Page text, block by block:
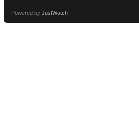
Powered by JustWatch